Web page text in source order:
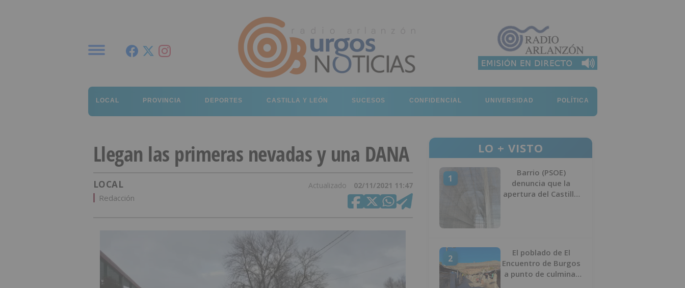
LOCAL PROVINCIA DEPORTES CASTILLA Y LEÓN SUCESOS CONFIDENCIAL UNIVERSIDAD POLÍTICA
Llegan las primeras nevadas y una DANA
LOCAL Actualizado 02/11/2021 11:47
Redacción
LO + VISTO
1
Barrio (PSOE)
denuncia que la
apertura del Castillo
2
El poblado de El
Encuentro de Burgos
a punto de culminar